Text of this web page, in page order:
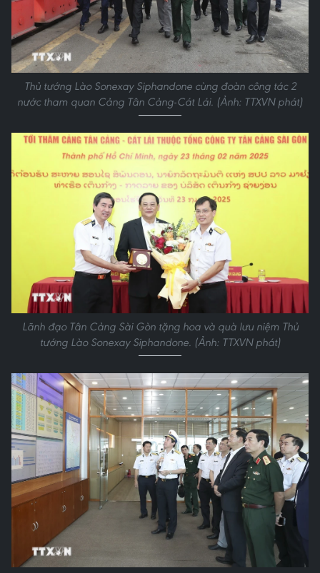
Thủ tướng Lào Sonexay Siphandone cùng đoàn công tác 2
nước tham quan Cảng Tân Cảng-Cát Lái. (Ảnh: TTXVN phát)
Lãnh đạo Tân Cảng Sài Gòn tặng hoa và quà lưu niệm Thủ
tướng Lào Sonexay Siphandone. (Ảnh: TTXVN phát)